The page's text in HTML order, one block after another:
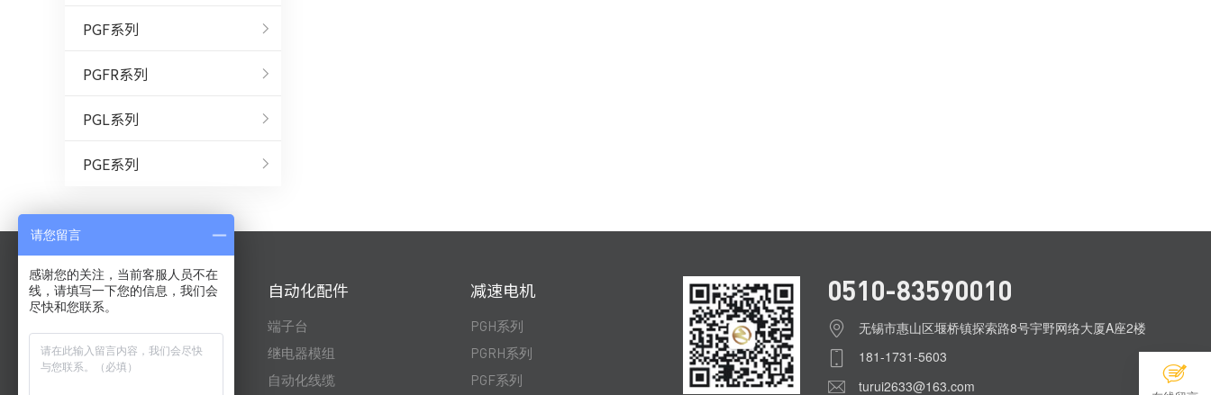
PGF系列
PGFR系列
PGL系列
PGE系列
自动化产品
台达
自动化配件
端子台
继电器模组
自动化线缆
减速电机
PGH系列
PGRH系列
PGF系列
0510-83590010
无锡市惠山区堰桥镇探索路8号宇野网络大厦A座2楼
181-1731-5603
turui2633@163.com
请您留言
感谢您的关注，当前客服人员不在
线，请填写一下您的信息，我们会
尽快和您联系。